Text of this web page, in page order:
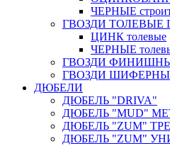
ЧЕРНЫЕ
ГВОЗДИ ТОЛЕВЫЕ
ЦИНК толевые
ЧЕРНЫЕ
ГВОЗДИ
ГВОЗДИ ШИФЕРНЫЕ
ДЮБЕЛИ
ДЮБЕЛЬ "DRIVA"
ДЮБЕЛЬ "MUD"
ДЮБЕЛЬ "ZUM"
ДЮБЕЛЬ "ZUM"